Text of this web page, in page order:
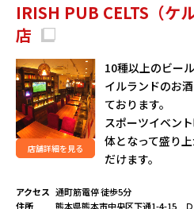
IRISH PUB CELTS（ケ
店
店舗詳細を見る
10種以上のビー
イルランドのお
ております。
スポーツイベン
体となって盛り
だけます。
アクセス 通町筋電停 徒歩5分
住所
熊本県熊本市中央区下通1-4-15